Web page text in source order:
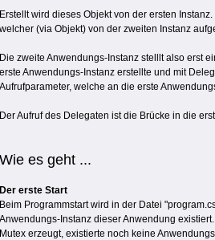
Erstellt wird dieses Objekt von der ersten
welcher (via Objekt) von der zweiten Instanz
Die zweite Anwendungs-Instanz stelllt also erst
erste Anwendungs-Instanz erstellte und mit
Aufrufparameter, welche an die erste
Der Aufruf des Delegaten ist die Brücke in die
Wie es geht ...
Der erste Start
Beim Programmstart wird in der Datei
Anwendungs-Instanz dieser Anwendung
Mutex erzeugt, existierte noch keine